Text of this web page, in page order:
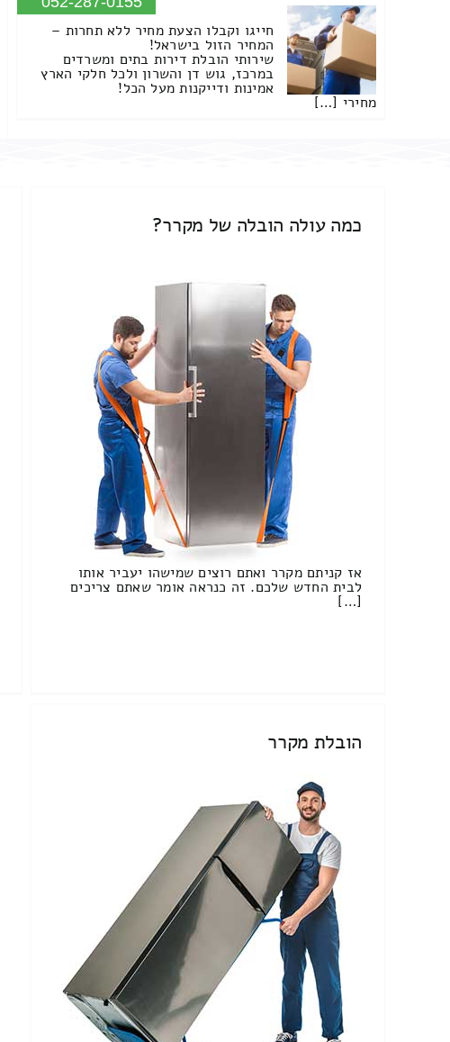
חייגו וקבלו הצעת מחיר ללא תחרות –
המחיר הזול בישראל!
שירותי הובלת דירות בתים ומשרדים
במרכז, גוש דן והשרון ולכל חלקי הארץ
אמינות ודייקנות מעל הכל!
מחירי […]
כמה עולה הובלה של מקרר?
אז קניתם מקרר ואתם רוצים שמישהו יעביר אותו
לבית החדש שלכם. זה כנראה אומר שאתם צריכים
[…]
הובלת מקרר